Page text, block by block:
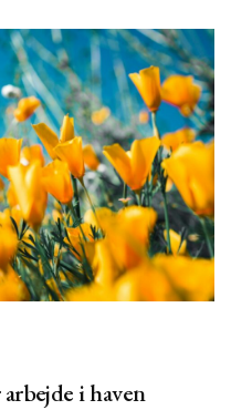
i haven